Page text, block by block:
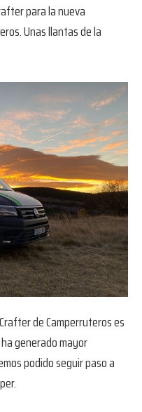
para la nueva
Unas llantas de la
de Camperruteros es
generado mayor
podido seguir paso a